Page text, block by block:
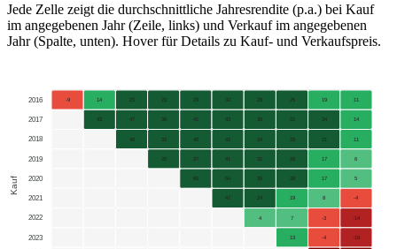
Jede Zelle zeigt die durchschnittliche Jahresrendite (p.a.) bei Kauf
im angegebenen Jahr (Zeile, links) und Verkauf im angegebenen
Jahr (Spalte, unten). Hover für Details zu Kauf- und Verkaufspreis.
2016
2017
2018
2019
2020
2021
2022
2023
Kauf
-9 14 25 23 29 32 28 25 19 11
43 47 36 41 43 35 31 24 14
49 32 40 42 34 29 21 11
20 37 41 31 26 17 6
60 54 35 28 17 5
47 24 19 8 -4
4 7 -3 -14
13 -4 -18